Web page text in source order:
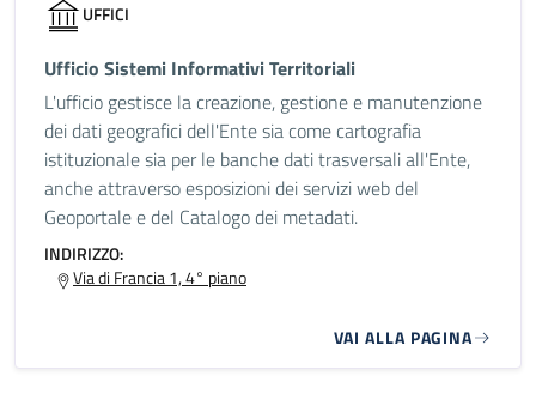
UFFICI
Ufficio Sistemi Informativi Territoriali
L'ufficio gestisce la creazione, gestione e manutenzione
dei dati geografici dell'Ente sia come cartografia
istituzionale sia per le banche dati trasversali all'Ente,
anche attraverso esposizioni dei servizi web del
Geoportale e del Catalogo dei metadati.
INDIRIZZO:
Via di Francia 1, 4° piano
VAI ALLA PAGINA